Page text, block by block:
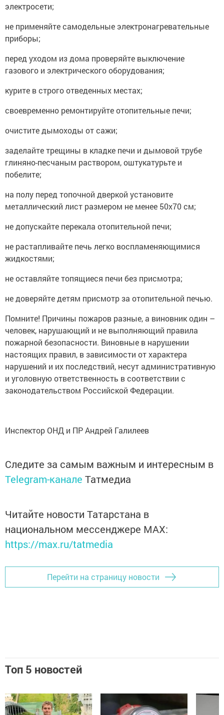
электросети;
не применяйте самодельные электронагревательные
приборы;
перед уходом из дома проверяйте выключение
газового и электрического оборудования;
курите в строго отведенных местах;
своевременно ремонтируйте отопительные печи;
очистите дымоходы от сажи;
заделайте трещины в кладке печи и дымовой трубе
глиняно-песчаным раствором, оштукатурьте и
побелите;
на полу перед топочной дверкой установите
металлический лист размером не менее 50х70 см;
не допускайте перекала отопительной печи;
не растапливайте печь легко воспламеняющимися
жидкостями;
не оставляйте топящиеся печи без присмотра;
не доверяйте детям присмотр за отопительной печью.
Помните! Причины пожаров разные, а виновник один –
человек, нарушающий и не выполняющий правила
пожарной безопасности. Виновные в нарушении
настоящих правил, в зависимости от характера
нарушений и их последствий, несут административную
и уголовную ответственность в соответствии с
законодательством Российской Федерации.
Инспектор ОНД и ПР Андрей Галилеев
Следите за самым важным и интересным в
Telegram-канале Татмедиа
Читайте новости Татарстана в
национальном мессенджере MАХ:
https://max.ru/tatmedia
Перейти на страницу новости
Топ 5 новостей